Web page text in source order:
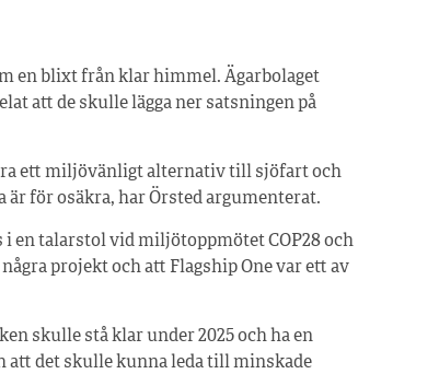
en blixt från klar himmel. Ägarbolaget
att de skulle lägga ner satsningen på
ett miljövänligt alternativ till sjöfart och
för osäkra, har Örsted argumenterat.
i en talarstol vid miljötopp­mötet COP28 och
projekt och att Flagship One var ett av
skulle stå klar under 2025 och ha en
att det skulle kunna leda till minskade